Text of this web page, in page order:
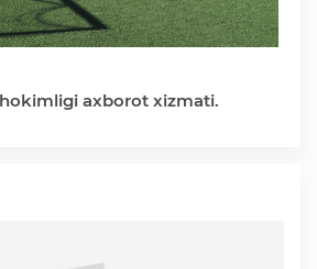
axborot xizmati.